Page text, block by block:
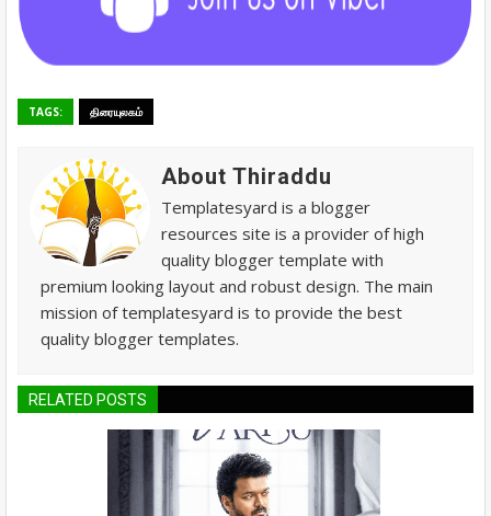
TAGS: திரையுலகம்
About Thiraddu
Templatesyard is a blogger
resources site is a provider of high
quality blogger template with
premium looking layout and robust design. The main
mission of templatesyard is to provide the best
quality blogger templates.
RELATED POSTS